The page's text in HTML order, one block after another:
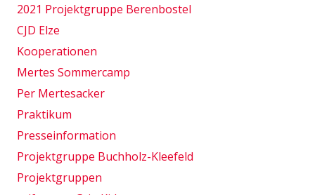
2021 Projektgruppe Berenbostel
CJD Elze
Kooperationen
Mertes Sommercamp
Per Mertesacker
Praktikum
Presseinformation
Projektgruppe Buchholz-Kleefeld
Projektgruppen